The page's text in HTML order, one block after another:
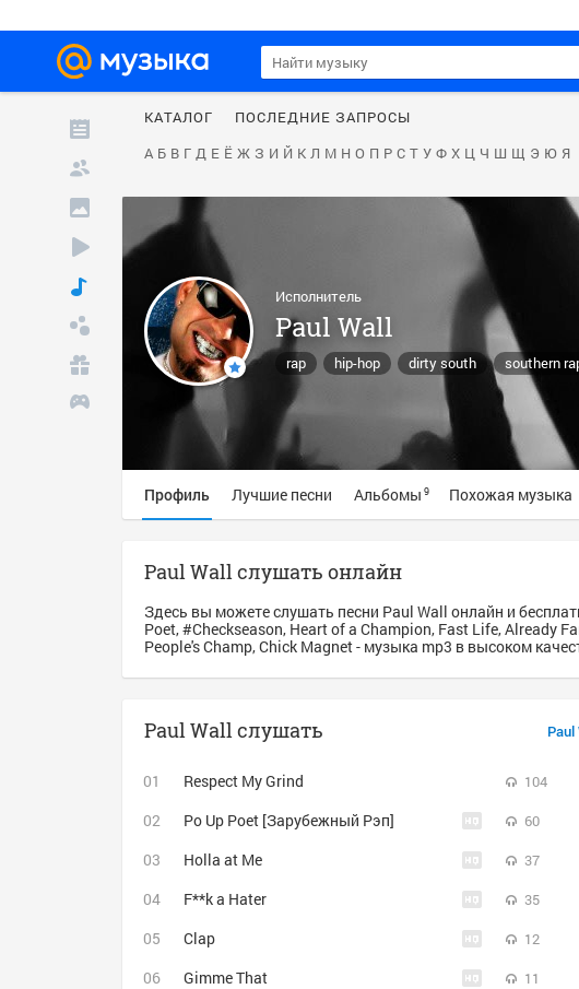
КАТАЛОГ
ПОСЛЕДНИЕ ЗАПРОСЫ
А Б В Г Д Е Ё Ж З И Й К Л М Н О П Р С Т У Ф Х Ц Ч Ш Щ Э Ю Я
Исполнитель
Paul Wall
rap hip-hop dirty south southern
Профиль Лучшие песни Альбомы 9 Похожая музыка
Paul Wall слушать онлайн
Здесь вы можете слушать песни Paul Wall онлайн и
Poet, #Checkseason, Heart of a Champion, Fast Life, Already
People's Champ, Chick Magnet - музыка mp3 в высоком
Paul
Paul Wall слушать
Respect My Grind 104
Po Up Poet [Зарубежный Рэп]
60
Holla at Me
37
F**k a Hater
35
Clap
12
Gimme That
11